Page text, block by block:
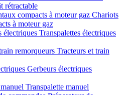
rétractable
Chariots
à moteur gaz
Transpalettes électriques
Tracteurs et train
Gerbeurs électriques
Transpalette manuel